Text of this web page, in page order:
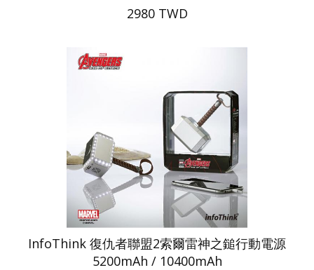
2980 TWD
InfoThink 復仇者聯盟2索爾雷神之鎚行動電源
5200mAh / 10400mAh